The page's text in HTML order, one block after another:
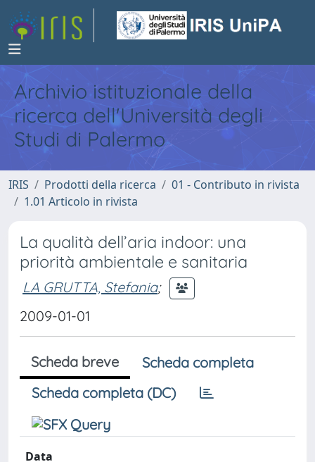
Archivio istituzionale della
ricerca dell'Università degli
Studi di Palermo
IRIS Prodotti della ricerca
01 - Contributo in rivista
1.01 Articolo in rivista
La qualità dell’aria indoor: una
priorità ambientale e sanitaria
LA GRUTTA, Stefania;
2009-01-01
Scheda breve
Scheda completa
Scheda completa (DC)
Data